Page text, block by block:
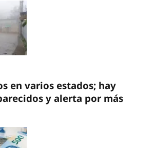
en varios estados; hay
y alerta por más